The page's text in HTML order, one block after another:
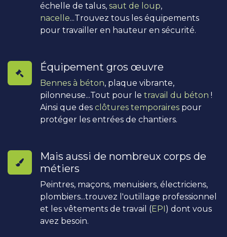
échelle de talus, saut de loup,
nacelle...Trouvez tous les équipements
pour travailler en hauteur en sécurité.
Équipement gros œuvre
Bennes à béton, plaque vibrante,
pilonneuse...Tout pour le travail du béton !
Ainsi que des clôtures temporaires pour
protéger les entrées de chantiers.
Mais aussi de nombreux corps de
métiers
Peintres, maçons, menuisiers, électriciens,
plombiers...trouvez l'outillage professionnel
et les vêtements de travail (EPI) dont vous
avez besoin.